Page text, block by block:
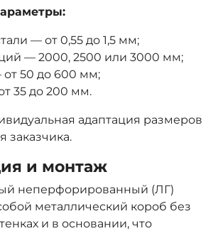
— от 0,55 до 1,5 мм;
— 2000, 2500 или 3000 мм;
50 до 600 мм;
35 до 200 мм.
адаптация размеров
заказчика.
и монтаж
неперфорированный (ЛГ)
металлический короб без
и в основании, что